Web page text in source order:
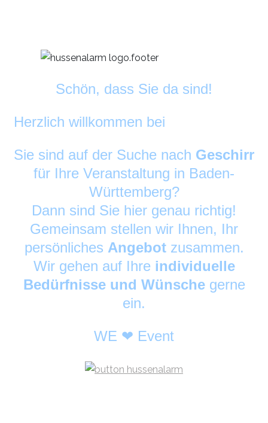
Schön, dass Sie da sind!
Herzlich willkommen bei
Sie sind auf der Suche nach Geschirr
für Ihre Veranstaltung in Baden-
Württemberg?
Dann sind Sie hier genau richtig!
Gemeinsam stellen wir Ihnen, Ihr
persönliches Angebot zusammen.
Wir gehen auf Ihre individuelle
Bedürfnisse und Wünschegerne
ein.
WE ❤ Event